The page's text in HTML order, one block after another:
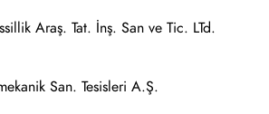
Araş. Tat. İnş. San ve Tic. LTd.
San. Tesisleri A.Ş.